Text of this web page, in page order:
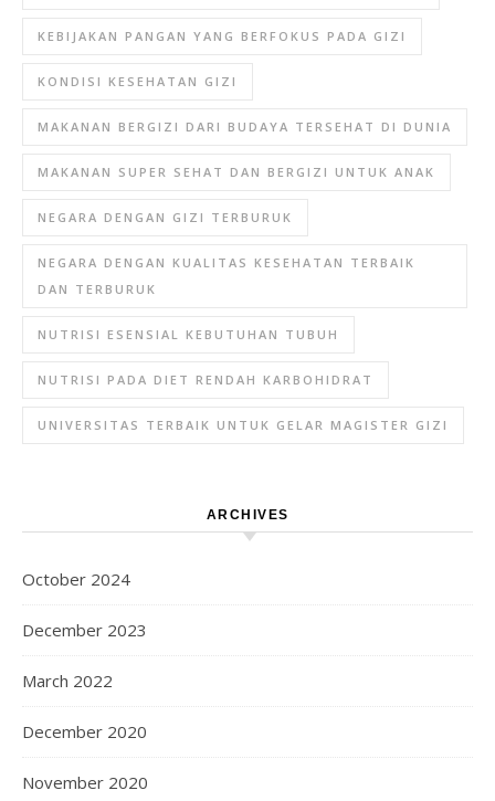
KEBIJAKAN PANGAN YANG BERFOKUS PADA GIZI
KONDISI KESEHATAN GIZI
MAKANAN BERGIZI DARI BUDAYA TERSEHAT DI DUNIA
MAKANAN SUPER SEHAT DAN BERGIZI UNTUK ANAK
NEGARA DENGAN GIZI TERBURUK
NEGARA DENGAN KUALITAS KESEHATAN TERBAIK
DAN TERBURUK
NUTRISI ESENSIAL KEBUTUHAN TUBUH
NUTRISI PADA DIET RENDAH KARBOHIDRAT
UNIVERSITAS TERBAIK UNTUK GELAR MAGISTER GIZI
ARCHIVES
October 2024
December 2023
March 2022
December 2020
November 2020